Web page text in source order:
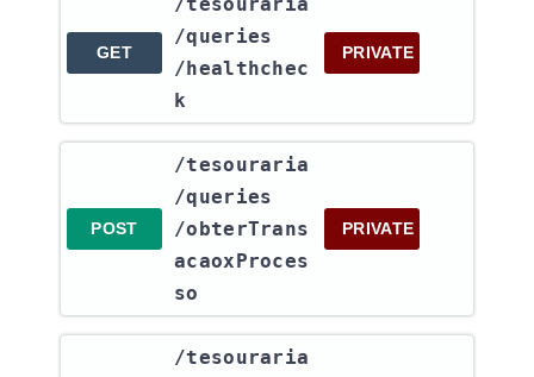
GET
/queries​
/healthchec
k
PRIVATE
POST
​/tesouraria​
/queries​
/obterTrans
acaoxProces
so
PRIVATE
​/tesouraria​